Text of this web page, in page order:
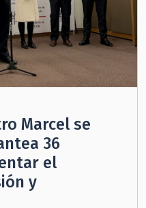
Marcel se
36
el
y